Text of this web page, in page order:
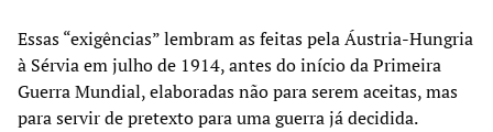
Essas “exigências” lembram as feitas pela Áustria-Hungria
à Sérvia em julho de 1914, antes do início da Primeira
Guerra Mundial, elaboradas não para serem aceitas, mas
para servir de pretexto para uma guerra já decidida.